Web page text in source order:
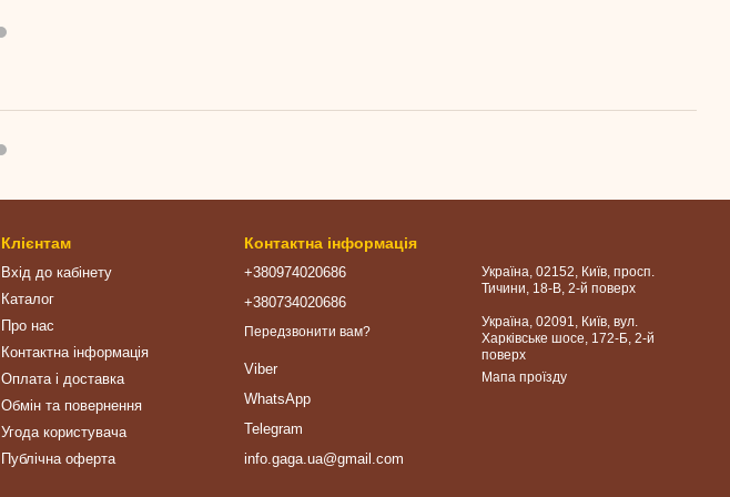
Клієнтам
Вхід до кабінету
Каталог
Про нас
Контактна інформація
Оплата і доставка
Обмін та повернення
Угода користувача
Публічна оферта
Контактна інформація
+380974020686
+380734020686
Передзвонити вам?
Viber
WhatsApp
Telegram
info.gaga.ua@gmail.com
Україна, 02152, Київ, просп.
Тичини, 18-В, 2-й поверх
Україна, 02091, Київ, вул.
Харківське шосе, 172-Б, 2-й
поверх
Мапа проїзду